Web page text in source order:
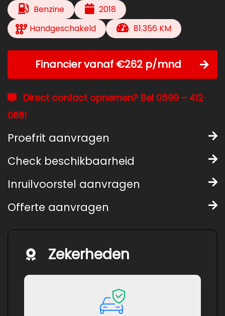
Benzine
2018
Handgeschakeld
81.356 KM
Financier vanaf €262 p/mnd
Direct contact opnemen? Bel 0599 – 412
088!
Proefrit aanvragen
Check beschikbaarheid
Inruilvoorstel aanvragen
Offerte aanvragen
Zekerheden